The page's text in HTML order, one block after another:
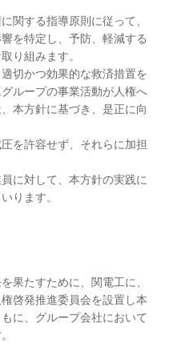
関する指導原則に従って、
を特定し、予防、軽減する
り組みます。
切かつ効果的な救済措置を
ループの事業活動が人権へ
本方針に基づき、是正に向
を許容せず、それらに加担
に対して、本方針の実践に
ります。
果たすために、関電工に、
啓発推進委員会を設置し本
に、グループ会社において